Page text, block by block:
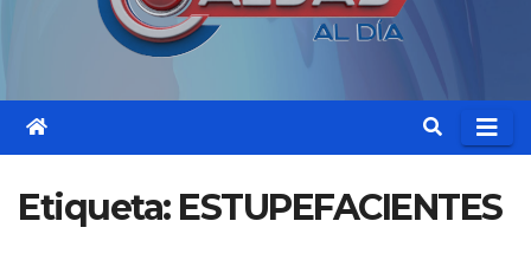
Etiqueta: ESTUPEFACIENTES